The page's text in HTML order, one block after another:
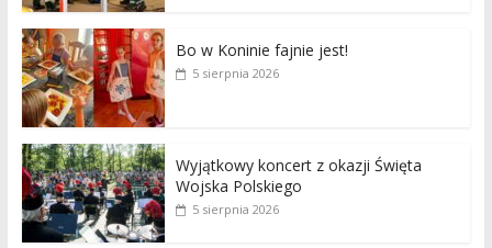
Bo w Koninie fajnie jest!
5 sierpnia 2026
Wyjątkowy koncert z okazji Święta
Wojska Polskiego
5 sierpnia 2026